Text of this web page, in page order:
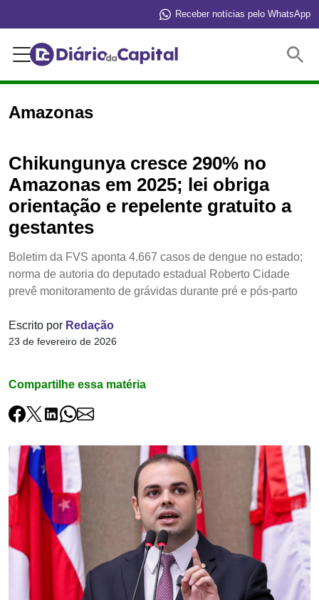
Receber notícias pelo WhatsApp
Amazonas
Chikungunya cresce 290% no
Amazonas em 2025; lei obriga
orientação e repelente gratuito a
gestantes
Boletim da FVS aponta 4.667 casos de dengue no estado;
norma de autoria do deputado estadual Roberto Cidade
prevê monitoramento de grávidas durante pré e pós-parto
Escrito por Redação
23 de fevereiro de 2026
Compartilhe essa matéria